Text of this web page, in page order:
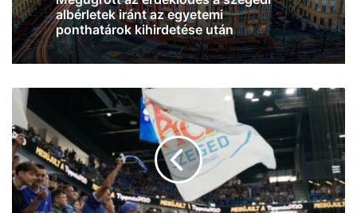
miatt forgalomkorlátozás lesz az Algyői
Tisza-hídon